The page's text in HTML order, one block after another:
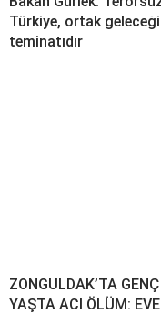
Türkiye, ortak
teminatıdır
ZONGULDAK’TA GENÇ
YAŞTA ACI ÖLÜM: EVE